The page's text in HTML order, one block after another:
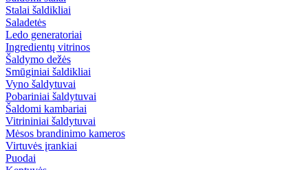
Stalai šaldikliai
Saladetės
Ledo generatoriai
Ingredientų vitrinos
Šaldymo dežės
Smūginiai šaldikliai
Vyno šaldytuvai
Pobariniai šaldytuvai
Šaldomi kambariai
Vitrininiai šaldytuvai
Mėsos brandinimo kameros
Virtuvės įrankiai
Puodai